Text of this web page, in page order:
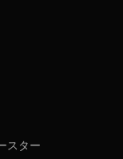
スター